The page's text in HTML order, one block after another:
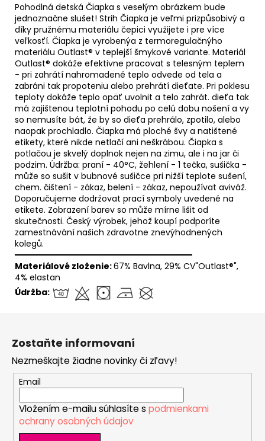
Pohodlná detská Čiapka s veselým obrázkem bude
jednoznačne slušet! Strih Čiapka je veľmi prizpůsobivý a
díky pružnému materiálu čepici využijete i pre více
veľkosťí. Čiapka je vyrobenýa z termoregulačnýho
materiálu Outlast® v teplejší šmykové variante. Materiál
Outlast® dokáže efektivne pracovat s telesným teplem
- pri zahrátí nahromadené teplo odvede od tela a
zabráni tak propoteniu alebo prehrátí dieťate. Pri poklesu
teploty dokáže teplo opäť uvolnit a telo zahrát. dieťa tak
má zajištenou teplotní pohodu po celú dobu nošení a vy
so nemusíte bát, že by so dieťa prehrálo, zpotilo, alebo
naopak prochladlo. Čiapka má ploché švy a natištené
etikety, které nikde netlačí ani neškrábou. Čiapka s
potlačou je skvelý doplnok nejen na zimu, ale i na jar či
podzim. Údržba: praní - 40°C, žehlení - 1 tečka, sušička -
může so sušit v bubnové sušičce pri nižší teplote sušení,
chem. čištení - zákaz, belení - zákaz, nepoužívat aviváž.
Doporučujeme dodržovat prací symboly uvedené na
etikete. Zobrazení barev so může mírne lišit od
skutečnosti. Český výrobek, jehož koupí podporíte
zamestnávání našich zdravotne znevýhodnených
kolegů.
══════════════════════════════
Materiálové zloženie:67% Bavlna, 29% CV"Outlast®",
4% elastan
Údržba:
Zostaňte informovaní
Nezmeškajte žiadne novinky či zľavy!
Email
Vložením e-mailu súhlasíte s podmienkami
ochrany osobných údajov